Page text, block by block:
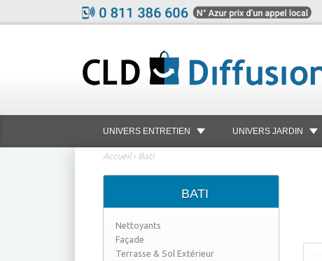
UNIVERS ENTRETIEN UNIVERS JARDIN
Accueil› Bati
BATI
Nettoyants
Façade
Terrasse & Sol Extérieur